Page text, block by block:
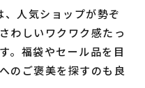
人気ショップが勢ぞ
わしいワクワク感たっ
。福袋やセール品を目
のご褒美を探すのも良